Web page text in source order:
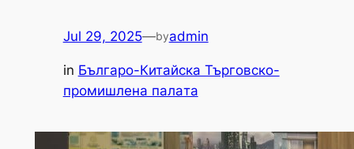
Jul 29, 2025—byadmin
in Българо-Китайска Търговско-
промишлена палaта